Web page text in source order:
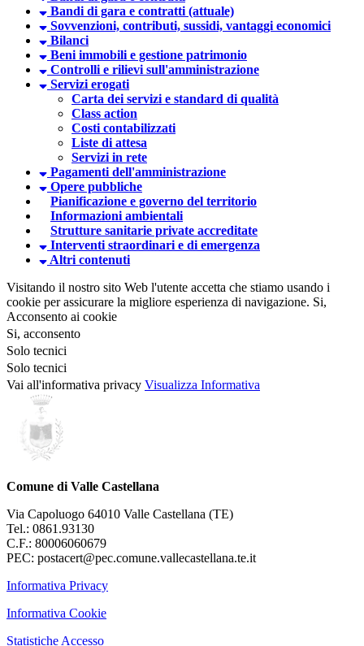
Bandi di gara e contratti (attuale)
Sovvenzioni, contributi, sussidi, vantaggi economici
Bilanci
Beni immobili e gestione patrimonio
Controlli e rilievi sull'amministrazione
Servizi erogati
Carta dei servizi e standard di qualità
Class action
Costi contabilizzati
Liste di attesa
Servizi in rete
Pagamenti dell'amministrazione
Opere pubbliche
Pianificazione e governo del territorio
Informazioni ambientali
Strutture sanitarie private accreditate
Interventi straordinari e di emergenza
Altri contenuti
Visitando il nostro sito Web l'utente accetta che stiamo usando i
cookie per assicurare la migliore esperienza di navigazione. Si,
Acconsento ai cookie
Si, acconsento
Solo tecnici
Solo tecnici
Vai all'informativa privacy Visualizza Informativa
Comune di Valle Castellana
Via Capoluogo 64010 Valle Castellana (TE)
Tel.: 0861.93130
C.F.: 80006060679
PEC: postacert@pec.comune.vallecastellana.te.it
Informativa Privacy
Informativa Cookie
Statistiche Accesso